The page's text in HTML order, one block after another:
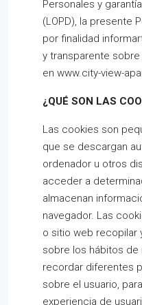
Personales y
(LOPD), la presente
por finalidad
y transparente
en www.city-view-
¿QUÉ SON LAS
Las cookies son
que se descargan
ordenador u otros
acceder a
almacenan
navegador. Las
o sitio web recopilar
sobre los hábitos de
recordar diferentes
sobre el usuario,
experiencia de